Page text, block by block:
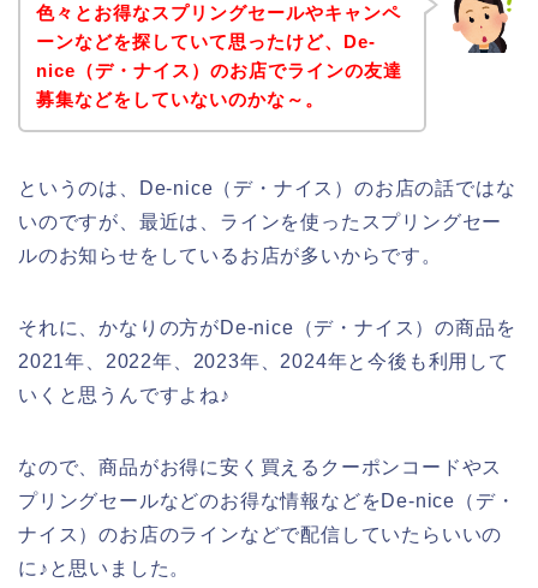
色々とお得なスプリングセールやキャンペ
ーンなどを探していて思ったけど、De-
nice（デ・ナイス）のお店でラインの友達
募集などをしていないのかな～。
というのは、De-nice（デ・ナイス）のお店の話ではな
いのですが、最近は、ラインを使ったスプリングセー
ルのお知らせをしているお店が多いからです。
それに、かなりの方がDe-nice（デ・ナイス）の商品を
2021年、2022年、2023年、2024年と今後も利用して
いくと思うんですよね♪
なので、商品がお得に安く買えるクーポンコードやス
プリングセールなどのお得な情報などをDe-nice（デ・
ナイス）のお店のラインなどで配信していたらいいの
に♪と思いました。